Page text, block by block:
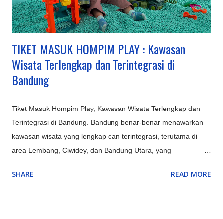
TIKET MASUK HOMPIM PLAY : Kawasan
Wisata Terlengkap dan Terintegrasi di
Bandung
Tiket Masuk Hompim Play, Kawasan Wisata Terlengkap dan
Terintegrasi di Bandung. Bandung benar-benar menawarkan
kawasan wisata yang lengkap dan terintegrasi, terutama di
area Lembang, Ciwidey, dan Bandung Utara, yang
Tangkuban Parahu, Kawah Putih), rekreasi keluarga
SHARE READ MORE